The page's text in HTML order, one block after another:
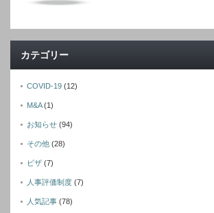
カテゴリー
COVID-19 (12)
M&A(1)
お知らせ (94)
その他 (28)
ビザ (7)
人事評価制度 (7)
人気記事 (78)